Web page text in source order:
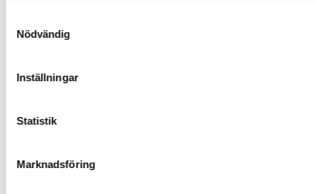
Nödvändig
Inställningar
Statistik
Marknadsföring